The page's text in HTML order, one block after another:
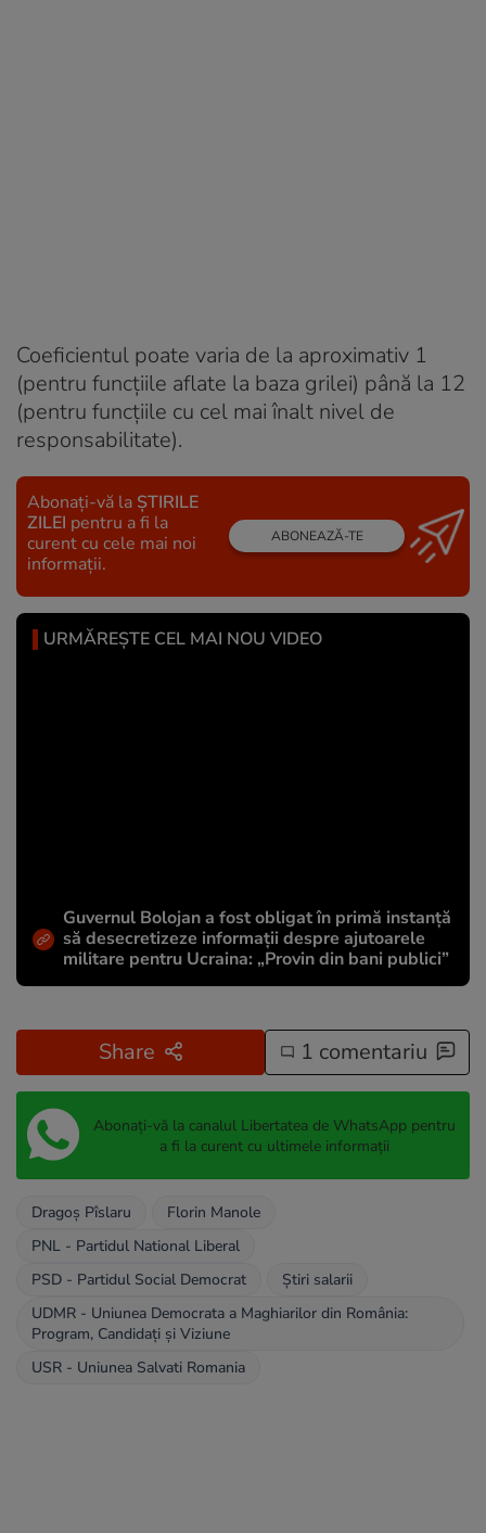
Coeficientul poate varia de la aproximativ 1
(pentru funcțiile aflate la baza grilei) până la 12
(pentru funcțiile cu cel mai înalt nivel de
responsabilitate).
Abonați-vă la ȘTIRILE
ZILEI pentru a fi la
curent cu cele mai noi
informații.
ABONEAZĂ-TE
URMĂREȘTE CEL MAI NOU VIDEO
Guvernul Bolojan a fost obligat în primă instanță
să desecretizeze informații despre ajutoarele
militare pentru Ucraina: „Provin din bani publici”
Share 1 comentariu
Abonați-vă la canalul Libertatea de WhatsApp pentru
a fi la curent cu ultimele informații
Dragoș Pîslaru
Florin Manole
PNL - Partidul National Liberal
PSD - Partidul Social Democrat
Știri salarii
UDMR - Uniunea Democrata a Maghiarilor din România:
Program, Candidați și Viziune
USR - Uniunea Salvati Romania